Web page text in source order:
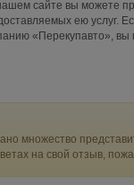
сайте вы можете
ею услуг.
«Перекупавто», вы
множество
на свой отзыв,